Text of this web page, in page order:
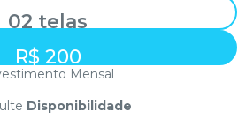
02 telas
R$ 200
Mensal
Disponibilidade